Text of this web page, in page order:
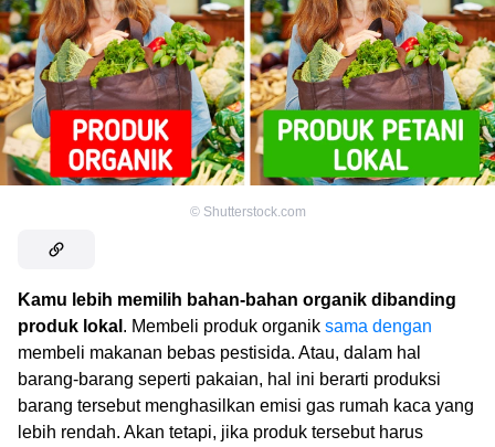
© Shutterstock.com
Kamu lebih memilih bahan-bahan organik dibanding
produk lokal . Membeli produk organik sama dengan
membeli makanan bebas pestisida. Atau, dalam hal
barang-barang seperti pakaian, hal ini berarti produksi
barang tersebut menghasilkan emisi gas rumah kaca yang
lebih rendah. Akan tetapi, jika produk tersebut harus